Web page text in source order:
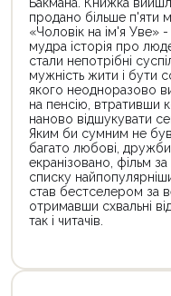
продано більше п'яти
«Чоловік на ім'я Уве»
мудра історія про
стали непотрібні
мужність жити і бути
якого неодноразово
на пенсію, втративши
наново відшукувати
Яким би сумним не був
багато любові,
екранізовано, фільм
списку
став бестселером за
отримавши схвальні
так і читачів.
товар
товар